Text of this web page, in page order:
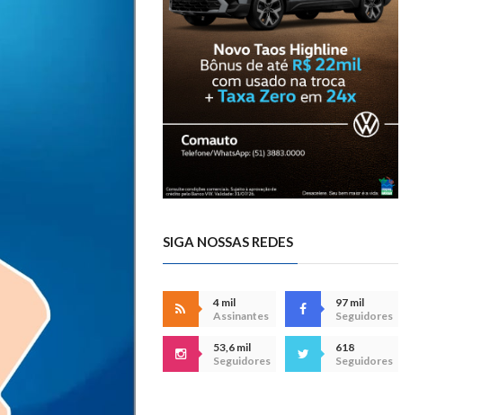
SIGA NOSSAS REDES
4 mil
Assinantes
97 mil
Seguidores
53,6 mil
Seguidores
618
Seguidores